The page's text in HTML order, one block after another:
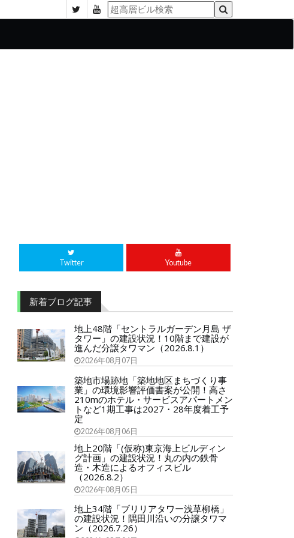
Twitter Youtube
新着ブログ記事
地上48階「セントラルガーデン月島 ザ
タワー」の建設状況！10階まで建設が
進んだ分譲タワマン（2026.8.1）
2026年08月07日
築地市場跡地「築地地区まちづくり事
業」の環境影響評価書案が公開！高さ
210mのホテル・サービスアパートメン
トなど1期工事は2027・28年度着工予
定
2026年08月06日
地上20階「(仮称)東京海上ビルディン
グ計画」の建設状況！丸の内の鉄骨
造・木造によるオフィスビル
（2026.8.2）
2026年08月05日
地上34階「ブリリアタワー浅草柳橋」
の建設状況！隅田川沿いの分譲タワマ
ン（2026.7.26）